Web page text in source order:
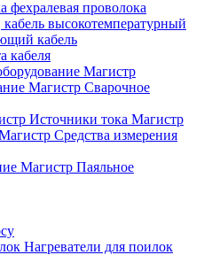
фехралевая проволока
высокотемпературный
кабель
кабеля
Магистр
Сварочное
Источники тока Магистр
Средства измерения
Паяльное
Нагреватели для поилок